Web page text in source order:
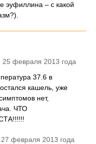
эуфиллина – с какой
25 февраля 2013 года
37.6 в
кашель, уже
нет,
ЧТО
27 февраля 2013 года